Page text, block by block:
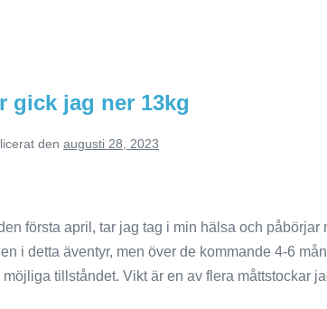
gick jag ner 13kg
den augusti 28, 2023
första april, tar jag tag i min hälsa och
i detta äventyr, men över de kommande 4-6
möjliga tillståndet. Vikt är en av flera måttstockar